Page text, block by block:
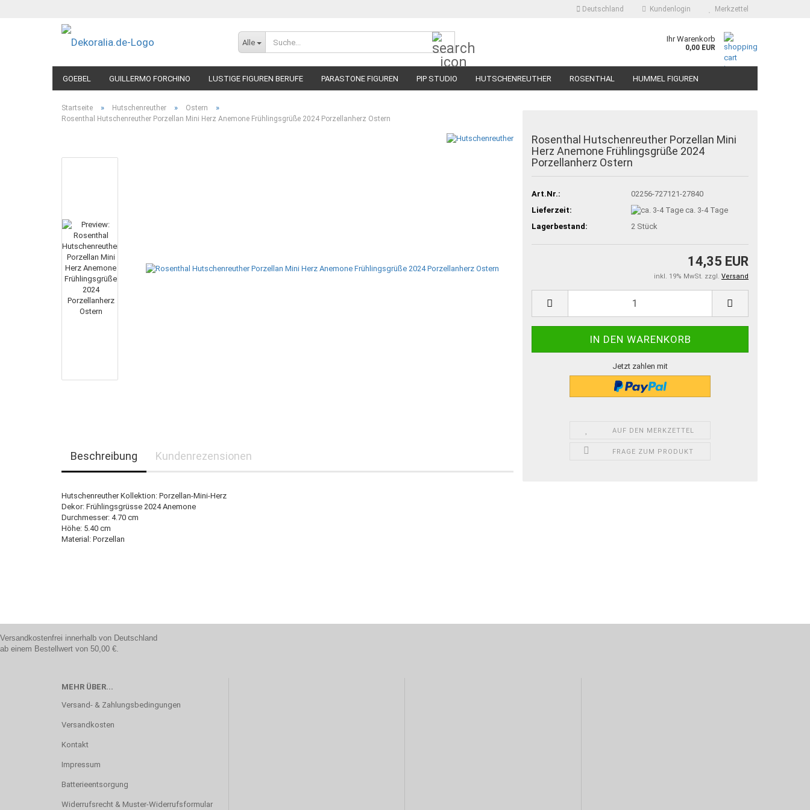
Deutschland Kundenlogin Merkzettel
Alle Ihr Warenkorb
0,00 EUR
GOEBEL GUILLERMO FORCHINO LUSTIGE FIGUREN BERUFE PARASTONE FIGUREN PIP STUDIO HUTSCHENREUTHER ROSENTHAL HUMMEL FIGUREN
Startseite » Hutschenreuther » Ostern »
Rosenthal Hutschenreuther Porzellan Mini Herz Anemone Frühlingsgrüße 2024 Porzellanherz Ostern
Rosenthal Hutschenreuther Porzellan Mini
Herz Anemone Frühlingsgrüße 2024
Porzellanherz Ostern
Art.Nr.:
02256-727121-27840
Lieferzeit:
ca. 3-4 Tage
Lagerbestand:
2 Stück
14,35 EUR
inkl. 19% MwSt. zzgl. Versand
Jetzt zahlen mit
AUF DEN MERKZETTEL
FRAGE ZUM PRODUKT
Beschreibung Kundenrezensionen
Hutschenreuther Kollektion: Porzellan-Mini-Herz
Dekor: Frühlingsgrüsse 2024 Anemone
Durchmesser: 4.70 cm
Höhe: 5.40 cm
Material: Porzellan
Versandkostenfrei innerhalb von Deutschland
ab einem Bestellwert von 50,00 €.
MEHR ÜBER...
Versand- & Zahlungsbedingungen
Versandkosten
Kontakt
Impressum
Batterieentsorgung
Widerrufsrecht & Muster-Widerrufsformular